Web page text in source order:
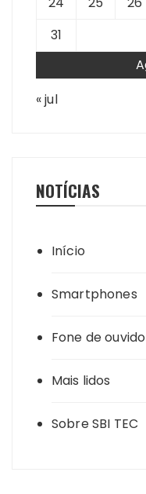
31
« jul
NOTÍCIAS
Início
Smartphones
Fone de ouvido
Mais lidos
Sobre SBI TEC